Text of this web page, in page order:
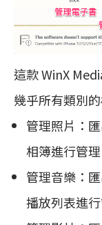
這款 WinX
幾乎所有類別
管理照片：
相簿進行管理
管理音樂：
播放列表進行